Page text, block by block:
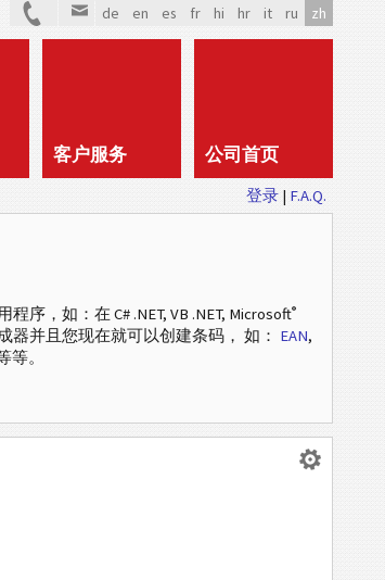
de en es fr hi hr it ru zh
客户服务 公司首页
登录 | F.A.Q.
序，如：在 C# .NET, VB .NET, Microsoft®
器并且您现在就可以创建条码， 如： EAN,
等。